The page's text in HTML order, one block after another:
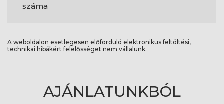
száma
A weboldalon esetlegesen előforduló elektronikus feltöltési,
technikai hibákért felelősséget nem vállalunk.
AJÁNLATUNKBÓL